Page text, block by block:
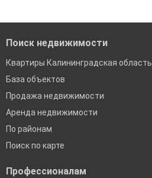
Поиск недвижимости
Квартиры Калининградская область
База объектов
Продажа недвижимости
Аренда недвижимости
По районам
Поиск по карте
Профессионалам